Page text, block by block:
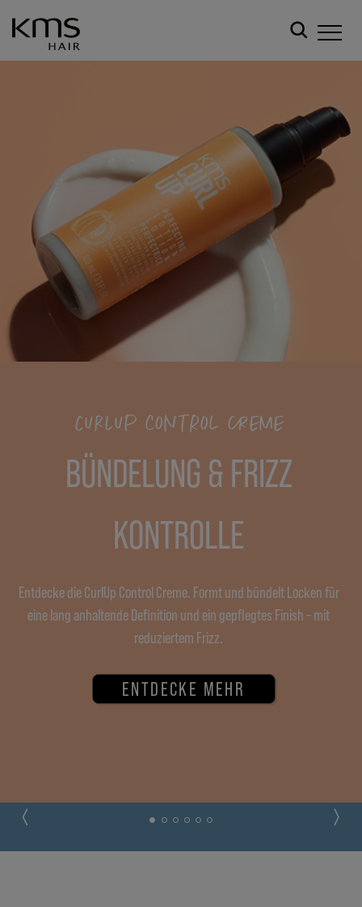
CURLUP CONTROL CREME
BÜNDELUNG & FRIZZ
KONTROLLE
Entdecke die CurlUp Control Creme. Formt und bündelt Locken für
eine lang anhaltende Definition und ein gepflegtes Finish – mit
reduziertem Frizz.
ENTDECKE MEHR